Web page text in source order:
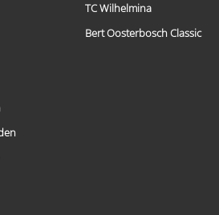
TC Wilhelmina
Bert Oosterbosch Classic